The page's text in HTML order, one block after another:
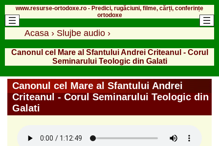
www.resurse-ortodoxe.ro - Predici, rugăciuni, filme, cărți, conferințe
ortodoxe
Acasa › Slujbe audio ›
Canonul cel Mare al Sfantului Andrei Criteanul - Corul
Seminarului Teologic din Galati
Canonul cel Mare al Sfantului Andrei
Criteanul - Corul Seminarului Teologic din
Galati